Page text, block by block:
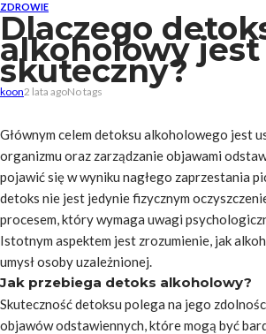
ZDROWIE
Dlaczego
alkoholowy jest
skuteczny?
koon2 lata agoNo tags
Głównym celem detoksu alkoholowego jest
organizmu oraz zarządzanie objawami
pojawić się w wyniku nagłego zaprzestania
detoks nie jest jedynie fizycznym
procesem, który wymaga uwagi
Istotnym aspektem jest zrozumienie, jak
umysł osoby uzależnionej.
Jak przebiega detoks alkoholowy?
Skuteczność detoksu polega na jego
objawów odstawiennych, które mogą być